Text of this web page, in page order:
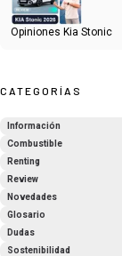
Opiniones Kia Stonic
CATEGORÍAS
Información
Combustible
Renting
Review
Novedades
Glosario
Dudas
Sostenibilidad